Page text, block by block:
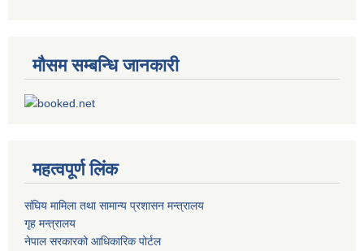
मौसम सम्बन्धि जानकारी
महत्वपूर्ण लिंक
संघिय मामिला तथा सामान्य प्रशासन मन्त्रालय
गृह मन्त्रालय
नेपाल सरकारको आधिकारिक पोर्टल